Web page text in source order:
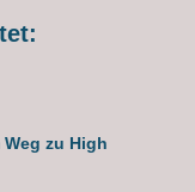
zu High